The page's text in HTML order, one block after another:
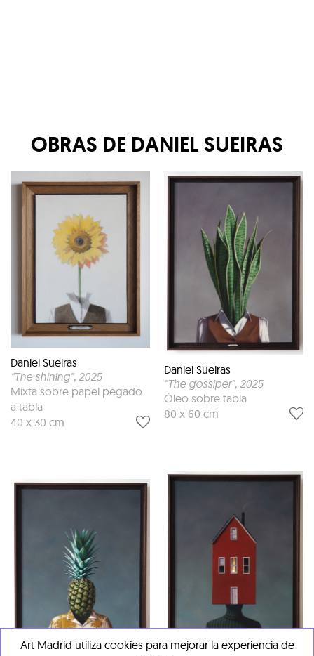
OBRAS DE DANIEL SUEIRAS
Daniel Sueiras
"The shining", 2025
Mixta sobre papel pegado
a tabla
40 x 30 cm
Daniel Sueiras
"The gossiper", 2025
Óleo sobre tabla
80 x 60 cm
Art Madrid utiliza cookies para mejorar la experiencia de